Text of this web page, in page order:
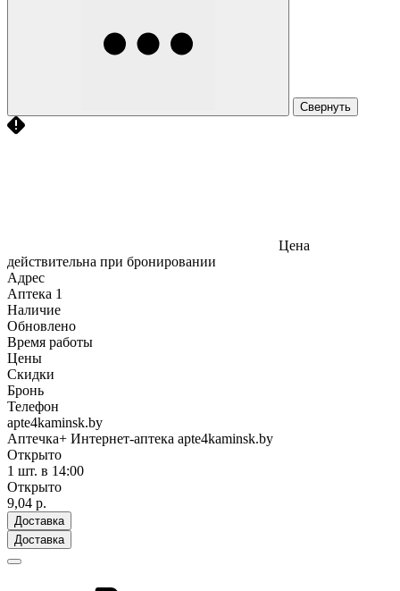
Свернуть
Цена
действительна при бронировании
Адрес
Аптека 1
Наличие
Обновлено
Время работы
Цены
Скидки
Бронь
Телефон
apte4kaminsk.by
Аптечка+ Интернет-аптека apte4kaminsk.by
Открыто
1 шт. в 14:00
Открыто
9,04 р.
Доставка
Доставка